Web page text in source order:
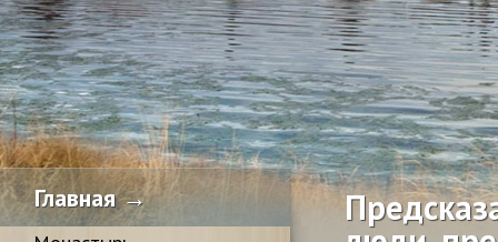
Главная →